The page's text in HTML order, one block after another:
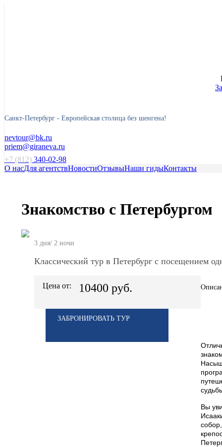
Санкт-Петербург - Европейская столица без шенгена!
nevtour@bk.ru
priem@giraneva.ru
+7 (812) 340-02-98
О насДля агентствНовостиОтзывыНаши гидыКонтакты
Знакомство с Петербургом
3 дня/ 2 ночи
Классический тур в Петербург с посещением
Цена от: 10400 руб.
ЗАБРОНИРОВАТЬ ТУР
Вы